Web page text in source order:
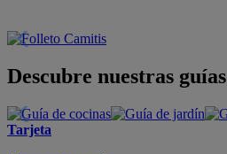
Descubre nuestras guías
Tarjeta